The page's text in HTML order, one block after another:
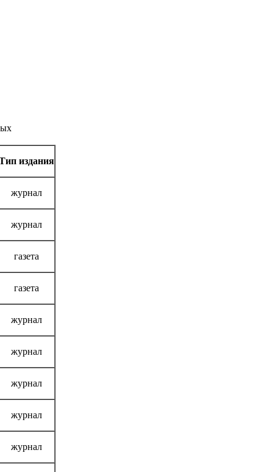
издания
журнал
журнал
газета
газета
журнал
журнал
журнал
журнал
журнал